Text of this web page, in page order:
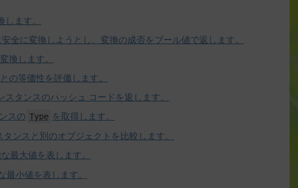
ます。
全に変換しようとし、変換の成否をブール値で返します。
換します。
の等価性を評価します。
スタンスのハッシュ コードを返します。
スの Type を取得します。
ンスと別のオブジェクトを比較します。
最大値を表します。
最小値を表します。